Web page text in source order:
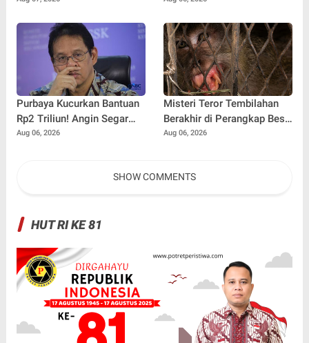
Diringkus
Purbaya Kucurkan Bantuan
Rp2 Triliun! Angin Segar
Bagi Pemda untuk
Aug 06, 2026
Misteri Teror Tembilahan
Berakhir di Perangkap Besi,
Tapi Mungkinkah Ada
Aug 06, 2026
SHOW COMMENTS
HUT RI KE 81